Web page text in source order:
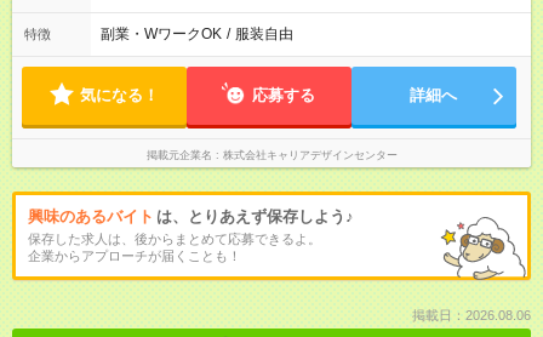
特徴 副業・WワークOK / 服装自由
気になる！ 応募する 詳細へ
掲載元企業名 株式会社キャリアデザインセンター
興味のあるバイト は、とりあえず保存しよう♪
保存した求人は、後からまとめて応募できるよ。
企業からアプローチが届くことも！
掲載日：2026.08.06